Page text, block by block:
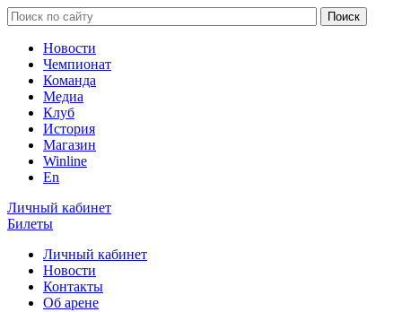
Новости
Чемпионат
Команда
Медиа
Клуб
История
Магазин
Winline
En
Личный кабинет
Билеты
Личный кабинет
Новости
Контакты
Об арене